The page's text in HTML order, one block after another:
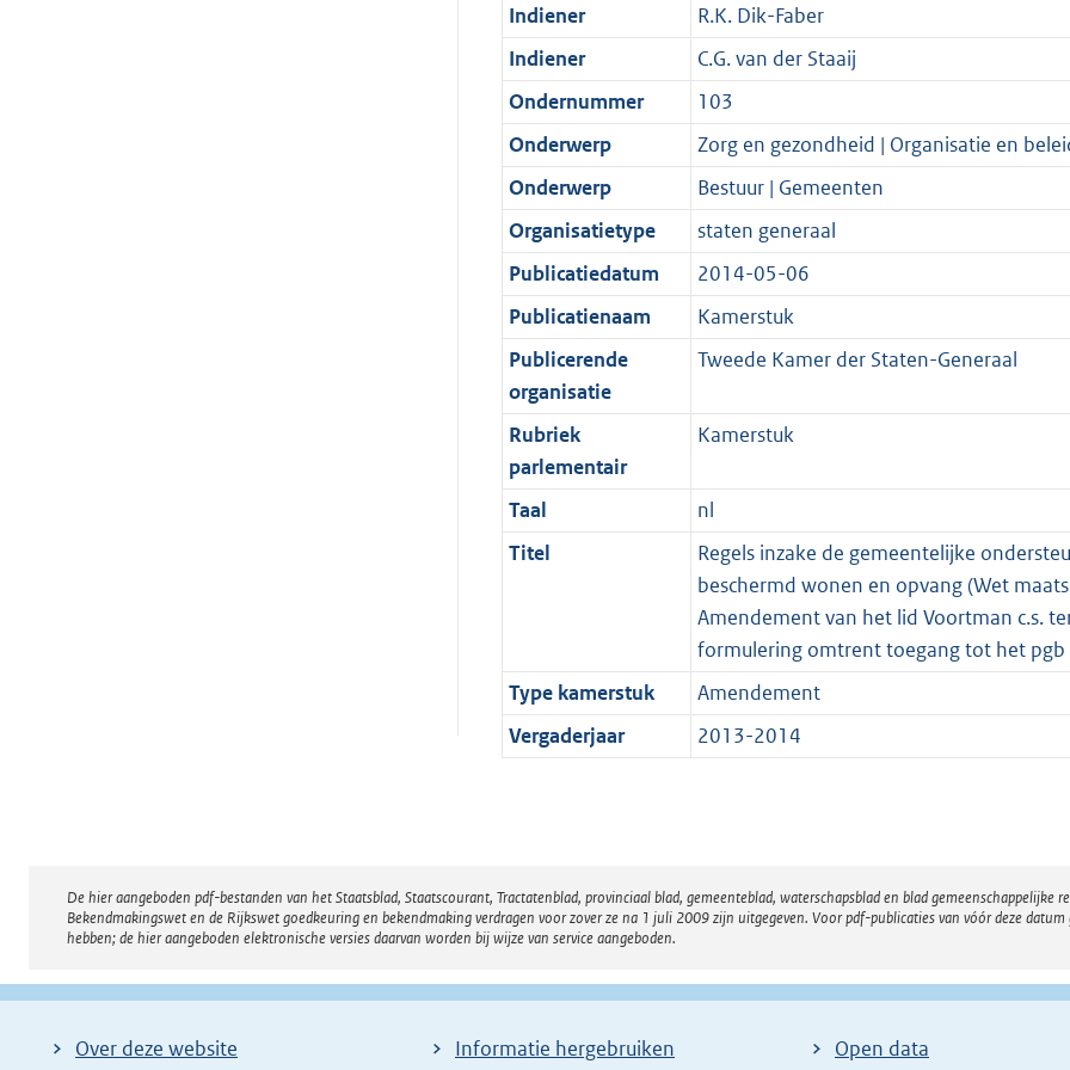
Indiener
R.K. Dik-Faber
Indiener
C.G. van der Staaij
Ondernummer
103
Onderwerp
Zorg en gezondheid | Organisatie en
Onderwerp
Bestuur | Gemeenten
Organisatietype
staten generaal
Publicatiedatum
2014-05-06
Publicatienaam
Kamerstuk
Publicerende
organisatie
Tweede Kamer der Staten-Generaal
Rubriek
parlementair
Kamerstuk
Taal
nl
Titel
Regels inzake de gemeentelijke
beschermd wonen en opvang (Wet
Amendement van het lid Voortman c.s.
formulering omtrent toegang tot het pgb
Type kamerstuk
Amendement
Vergaderjaar
2013-2014
Disclaimer
De hier aangeboden pdf-bestanden van het Staatsblad, Staatscourant, Tractatenblad, provinciaal blad, gemeenteblad, waterschapsblad en blad
Bekendmakingswet en de Rijkswet goedkeuring en bekendmaking verdragen voor zover ze na 1 juli 2009 zijn uitgegeven. Voor pdf-publicaties van vóór deze
hebben; de hier aangeboden elektronische versies daarvan worden bij wijze van service aangeboden.
Over deze website
Informatie hergebruiken
Open data